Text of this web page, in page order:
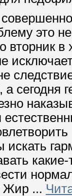
это
вторник в
сегодня
Жир ...